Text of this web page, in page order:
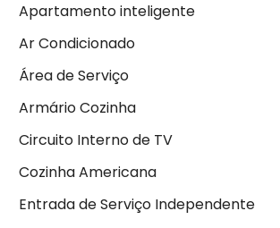
Apartamento inteligente
Ar Condicionado
Área de Serviço
Armário Cozinha
Circuito Interno de TV
Cozinha Americana
Entrada de Serviço Independente